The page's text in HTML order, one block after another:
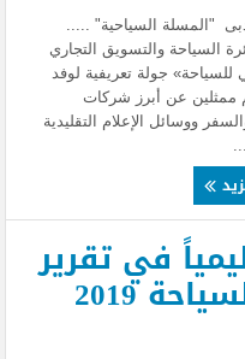
السياحية" .....
السياحة والتسويق التجاري
للسياحة» جولة تعريفية لوفد
ممثلين عن أبرز شركات
ووسائل الإعلام التقليدية
في تقرير
2019